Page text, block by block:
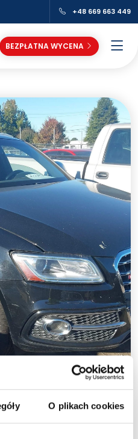
O plikach cookies
+48 669 663 449
BEZPŁATNA WYCENA
›
2017)